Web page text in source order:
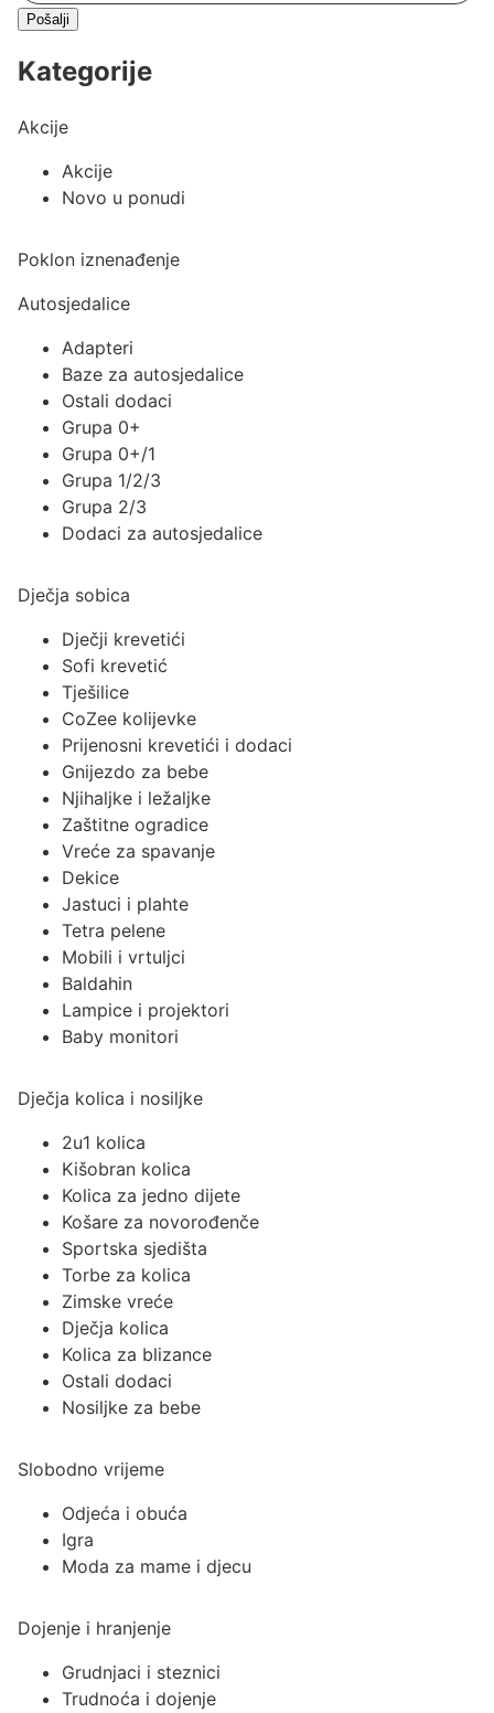
Pošalji
Kategorije
Akcije
Akcije
Novo u ponudi
Poklon iznenađenje
Autosjedalice
Adapteri
Baze za autosjedalice
Ostali dodaci
Grupa 0+
Grupa 0+/1
Grupa 1/2/3
Grupa 2/3
Dodaci za autosjedalice
Dječja sobica
Dječji krevetići
Sofi krevetić
Tješilice
CoZee kolijevke
Prijenosni krevetići i dodaci
Gnijezdo za bebe
Njihaljke i ležaljke
Zaštitne ogradice
Vreće za spavanje
Dekice
Jastuci i plahte
Tetra pelene
Mobili i vrtuljci
Baldahin
Lampice i projektori
Baby monitori
Dječja kolica i nosiljke
2u1 kolica
Kišobran kolica
Kolica za jedno dijete
Košare za novorođenče
Sportska sjedišta
Torbe za kolica
Zimske vreće
Dječja kolica
Kolica za blizance
Ostali dodaci
Nosiljke za bebe
Slobodno vrijeme
Odjeća i obuća
Igra
Moda za mame i djecu
Dojenje i hranjenje
Grudnjaci i steznici
Trudnoća i dojenje